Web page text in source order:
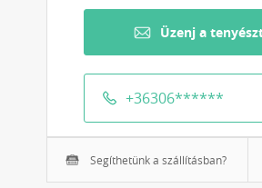
Üzenj a
+36306******
Segíthetünk a szállításban?